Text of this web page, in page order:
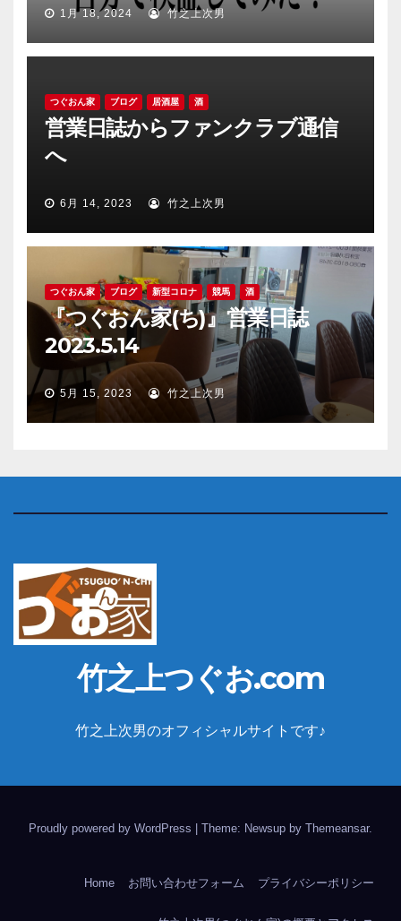
1月 18, 2024 竹之上次男
つぐおん家 ブログ 居酒屋 酒
営業日誌からファンクラブ通信
へ
6月 14, 2023 竹之上次男
つぐおん家 ブログ 新型コロナ 競馬 酒
『つぐおん家(ち)』営業日誌
2023.5.14
5月 15, 2023 竹之上次男
竹之上つぐお.com
竹之上次男のオフィシャルサイトです♪
Proudly powered by WordPress Theme: Newsup by Themeansar.
Home お問い合わせフォーム プライバシーポリシー